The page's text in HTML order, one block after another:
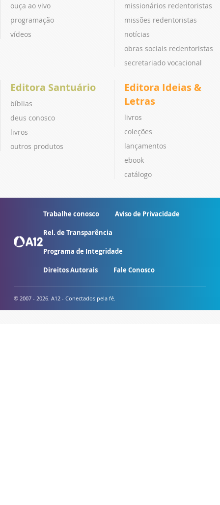
ouça ao vivo
programação
vídeos
missionários redentoristas
missões redentoristas
notícias
obras sociais redentoristas
secretariado vocacional
Editora Santuário
bíblias
deus conosco
livros
outros produtos
Editora Ideias &
Letras
livros
coleções
lançamentos
ebook
catálogo
Trabalhe conosco Aviso de Privacidade
Rel. de Transparência
Programa de Integridade
Direitos Autorais Fale Conosco
© 2007 - 2026. A12 - Conectados pela fé.